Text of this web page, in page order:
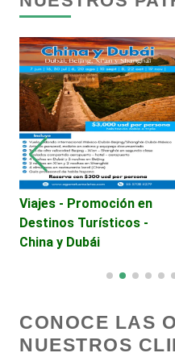
Cromadoras
Decoración de
Dentistas
Deportes
Depósitos Dentales
Desarrollo de
Viajes - Promoción en
Destinos Turísticos -
China y Dubái
CONOCE LAS
NUESTROS